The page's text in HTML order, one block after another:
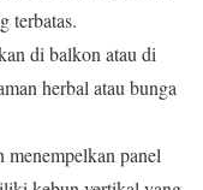
terbatas.
di balkon atau di
herbal atau bunga
menempelkan panel